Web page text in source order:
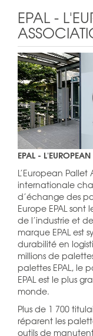
EPAL -
EPAL -
L’European Pallet
internationale
d’échange des
Europe EPAL
de l’industrie et
marque EPAL est
durabilité en
millions de
palettes EPAL, le
EPAL est le plus
monde.
Plus de 1 700
réparent les
outils de